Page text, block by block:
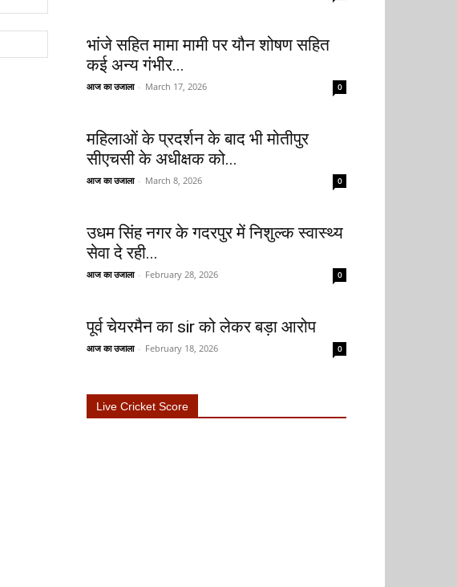
भांजे सहित मामा मामी पर यौन शोषण सहित
कई अन्य गंभीर...
आज का उजाला - March 17, 2026 0
महिलाओं के प्रदर्शन के बाद भी मोतीपुर
सीएचसी के अधीक्षक को...
आज का उजाला - March 8, 2026 0
उधम सिंह नगर के गदरपुर में निशुल्क स्वास्थ्य
सेवा दे रही...
आज का उजाला - February 28, 2026 0
पूर्व चेयरमैन का sir को लेकर बड़ा आरोप
आज का उजाला - February 18, 2026 0
Live Cricket Score